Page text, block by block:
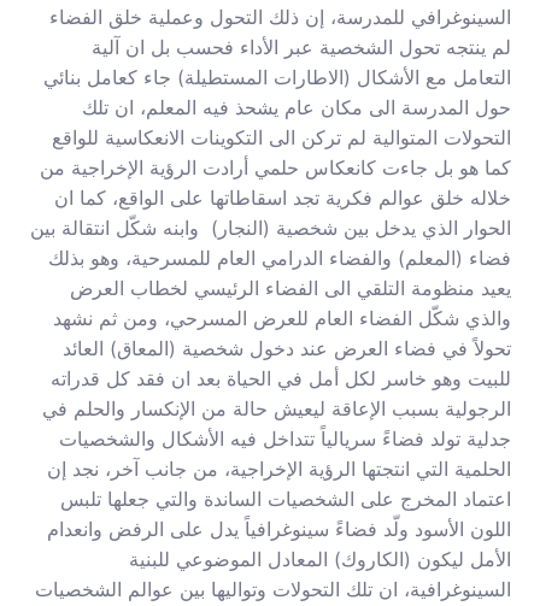
السينوغرافي للمدرسة، إن ذلك التحول وعملية خلق الفضاء
لم ينتجه تحول الشخصية عبر الأداء فحسب بل ان آلية
التعامل مع الأشكال (الاطارات المستطيلة) جاء كعامل بنائي
حول المدرسة الى مكان عام يشحذ فيه المعلم، ان تلك
التحولات المتوالية لم تركن الى التكوينات الانعكاسية للواقع
كما هو بل جاءت كانعكاس حلمي أرادت الرؤية الإخراجية من
خلاله خلق عوالم فكرية تجد اسقاطاتها على الواقع، كما ان
الحوار الذي يدخل بين شخصية (النجار) وابنه شكّل انتقالة بين
فضاء (المعلم) والفضاء الدرامي العام للمسرحية، وهو بذلك
يعيد منظومة التلقي الى الفضاء الرئيسي لخطاب العرض
والذي شكّل الفضاء العام للعرض المسرحي، ومن ثم نشهد
تحولاً في فضاء العرض عند دخول شخصية (المعاق) العائد
للبيت وهو خاسر لكل أمل في الحياة بعد ان فقد كل قدراته
الرجولية بسبب الإعاقة ليعيش حالة من الإنكسار والحلم في
جدلية تولد فضاءً سريالياً تتداخل فيه الأشكال والشخصيات
الحلمية التي انتجتها الرؤية الإخراجية، من جانب آخر، نجد إن
اعتماد المخرج على الشخصيات الساندة والتي جعلها تلبس
اللون الأسود ولّد فضاءً سينوغرافياً يدل على الرفض وانعدام
الأمل ليكون (الكاروك) المعادل الموضوعي للبنية
السينوغرافية، ان تلك التحولات وتواليها بين عوالم الشخصيات